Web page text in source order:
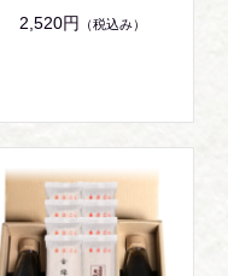
2,520円
（税込み）